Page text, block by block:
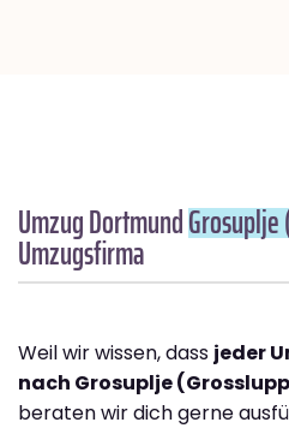
Umzug DortmundGrosuplje
Umzugsfirma
Weil wir wissen, dass jeder
nach Grosuplje
beraten wir dich gerne